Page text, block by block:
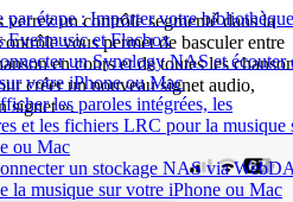
par étape : Importer votre bibliothèque
Evermusic et Flacbox
un Synology NAS et écouter
votre iPhone ou Mac
les paroles intégrées, les
et les fichiers LRC pour la musique
ou Mac
un stockage NAS via
la musique sur votre iPhone ou Mac
verrez un contrôle segmenté dans la
vous permet de basculer entre
en cours et de toutes les
créer un nouveau signet audio,
signet ».